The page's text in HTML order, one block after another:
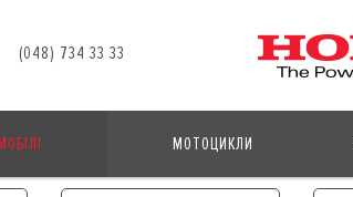
(048) 734 33 33
МОТОЦИКЛИ